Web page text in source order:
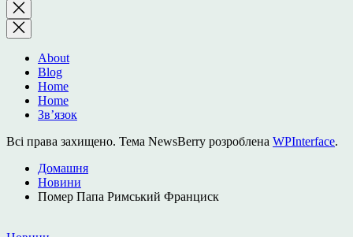
Закрити
пошук
About
Blog
Home
Home
Зв’язок
Всі права захищено. Тема NewsBerry розроблена WPInterface.
Домашня
Новини
Помер Папа Римський Франциск